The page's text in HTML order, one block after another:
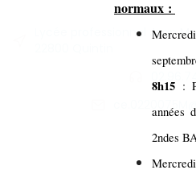
normaux :
8h15 :
années
2ndes
Lycée professionnel Jean